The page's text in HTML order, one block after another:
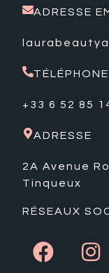
ADRESSE
TÉLÉPHONE
+33 6 52 85
ADRESSE
2A Avenue
Tinqueux
RÉSEAUX